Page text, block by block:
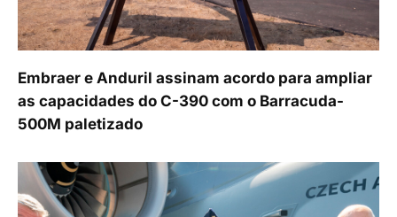
Embraer e Anduril assinam acordo para ampliar
as capacidades do C-390 com o Barracuda-
500M paletizado